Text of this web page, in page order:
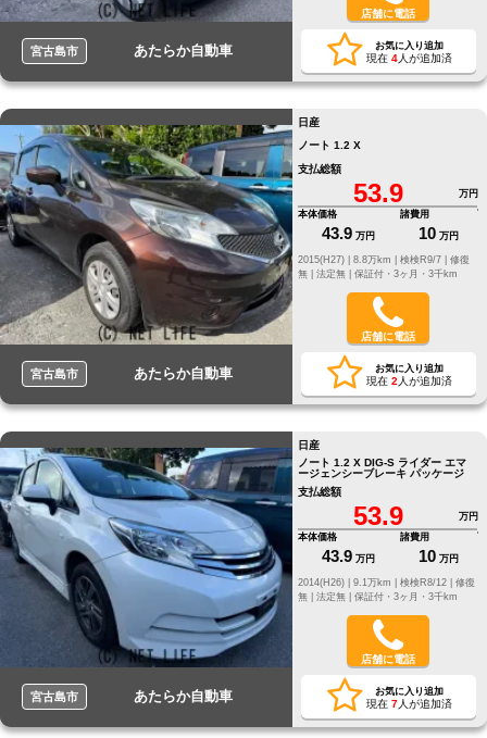
宮古島市 あたらか自動車
店舗に電話
お気に入り追加
現在 4人が追加済
宮古島市 あたらか自動車
日産
ノート 1.2 X
支払総額
53.9
万円
本体価格
43.9 万円
諸費用
10 万円
修復
無 | 法定無 | 保証付・3ヶ月・3千km
店舗に電話
お気に入り追加
現在 2 人が追加済
宮古島市 あたらか自動車
日産
ノート 1.2 X DIG-S ライダー エマ
ージェンシーブレーキ パッケージ
支払総額
53.9
万円
本体価格
43.9 万円
諸費用
10 万円
修復
無 | 法定無 | 保証付・3ヶ月・3千km
店舗に電話
お気に入り追加
現在 7人が追加済